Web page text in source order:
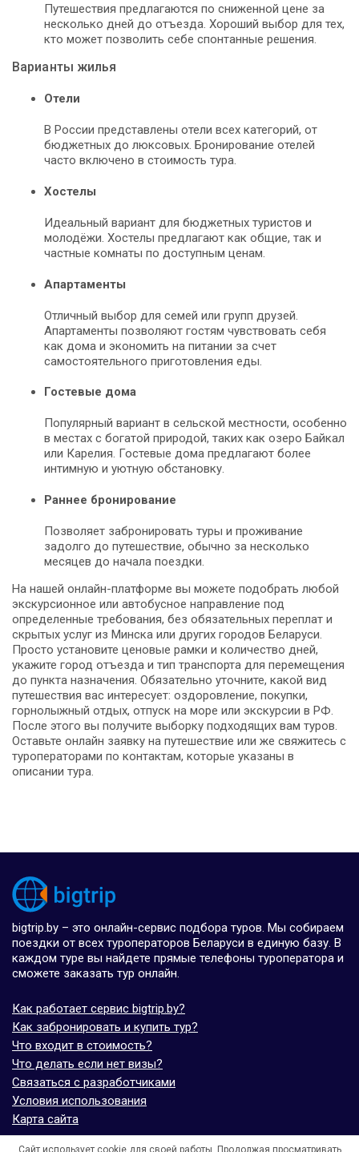
Путешествия предлагаются по сниженной цене за
несколько дней до отъезда. Хороший выбор для тех,
кто может позволить себе спонтанные решения.
Варианты жилья
Отели
В России представлены отели всех категорий, от
бюджетных до люксовых. Бронирование отелей
часто включено в стоимость тура.
Хостелы
Идеальный вариант для бюджетных туристов и
молодёжи. Хостелы предлагают как общие, так и
частные комнаты по доступным ценам.
Апартаменты
Отличный выбор для семей или групп друзей.
Апартаменты позволяют гостям чувствовать себя
как дома и экономить на питании за счет
самостоятельного приготовления еды.
Гостевые дома
Популярный вариант в сельской местности, особенно
в местах с богатой природой, таких как озеро Байкал
или Карелия. Гостевые дома предлагают более
интимную и уютную обстановку.
Раннее бронирование
Позволяет забронировать туры и проживание
задолго до путешествие, обычно за несколько
месяцев до начала поездки.
На нашей онлайн-платформе вы можете подобрать любой
экскурсионное или автобусное направление под
определенные требования, без обязательных переплат и
скрытых услуг из Минска или других городов Беларуси.
Просто установите ценовые рамки и количество дней,
укажите город отъезда и тип транспорта для перемещения
до пункта назначения. Обязательно уточните, какой вид
путешествия вас интересует: оздоровление, покупки,
горнолыжный отдых, отпуск на море или экскурсии в РФ.
После этого вы получите выборку подходящих вам туров.
Оставьте онлайн заявку на путешествие или же свяжитесь с
туроператорами по контактам, которые указаны в
описании тура.
bigtrip.by – это онлайн-сервис подбора туров. Мы собираем
поездки от всех туроператоров Беларуси в единую базу. В
каждом туре вы найдете прямые телефоны туроператора и
сможете заказать тур онлайн.
Как работает сервис bigtrip.by?
Как забронировать и купить тур?
Что входит в стоимость?
Что делать если нет визы?
Связаться с разработчиками
Условия использования
Карта сайта
Сайт использует cookie для своей работы. Продолжая просматривать